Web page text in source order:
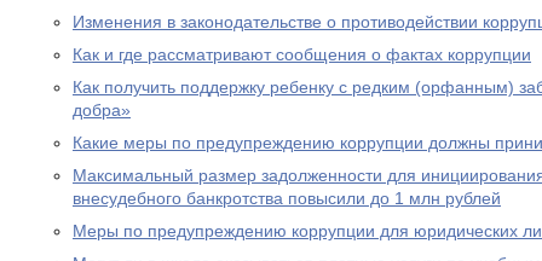
Изменения в законодательстве о противодействии
Как и где рассматривают сообщения о фактах коррупции
Как получить поддержку ребенку с редким (орфанным)
добра»
Какие меры по предупреждению коррупции должны
Максимальный размер задолженности для
внесудебного банкротства повысили до 1 млн рублей
Меры по предупреждению коррупции для юридических